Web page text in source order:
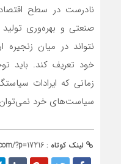
نادرست در سطح
صنعتی و بهره‌وری
نتواند در میان زنجیره
خود تعریف کند. باید
زمانی که ایرادات
سیاست‌های خرد نمی‌توان
لینک کوتاه : ?p=17216